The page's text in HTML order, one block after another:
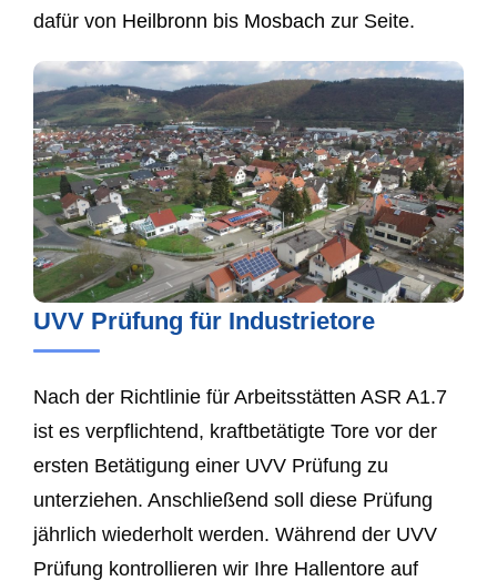
dafür von Heilbronn bis Mosbach zur Seite.
UVV Prüfung für Industrietore
Nach der Richtlinie für Arbeitsstätten ASR A1.7
ist es verpflichtend, kraftbetätigte Tore vor der
ersten Betätigung einer UVV Prüfung zu
unterziehen. Anschließend soll diese Prüfung
jährlich wiederholt werden. Während der UVV
Prüfung kontrollieren wir Ihre Hallentore auf